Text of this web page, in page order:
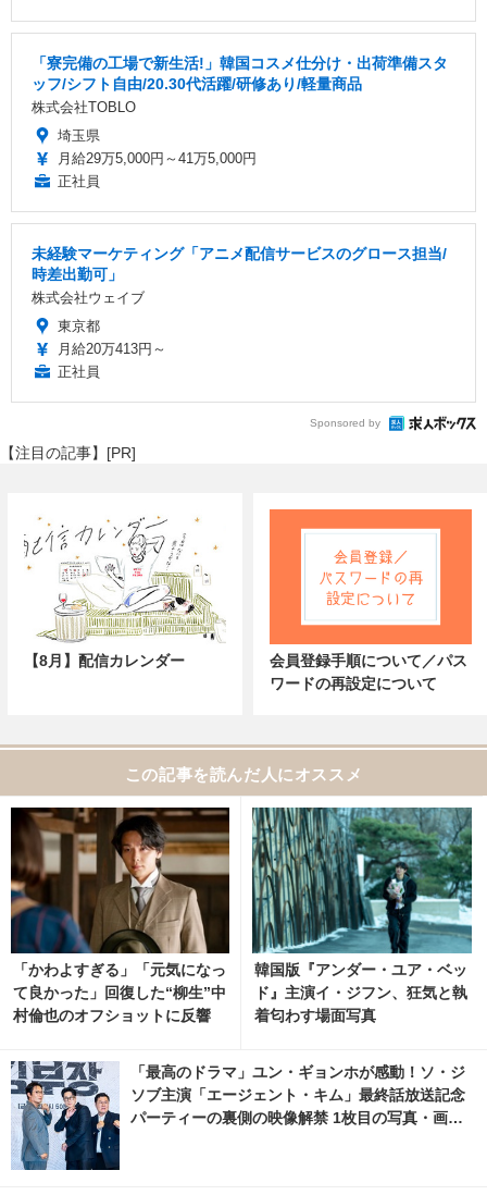
「寮完備の工場で新生活!」韓国コスメ仕分け・出荷準備スタ
ッフ/シフト自由/20.30代活躍/研修あり/軽量商品
株式会社TOBLO
埼玉県
月給29万5,000円～41万5,000円
正社員
未経験マーケティング「アニメ配信サービスのグロース担当/
時差出勤可」
株式会社ウェイブ
東京都
月給20万413円～
正社員
Sponsored by
【注目の記事】[PR]
【8月】配信カレンダー
会員登録手順について／パス
ワードの再設定について
この記事を読んだ人にオススメ
「かわよすぎる」「元気になっ
て良かった」回復した“柳生”中
村倫也のオフショットに反響
像 | cinemacafe.net
韓国版『アンダー・ユア・ベッ
ド』主演イ・ジフン、狂気と執
着匂わす場面写真
「最高のドラマ」ユン・ギョンホが感動！ソ・ジ
ソブ主演「エージェント・キム」最終話放送記念
パーティーの裏側の映像解禁 1枚目の写真・画像 |